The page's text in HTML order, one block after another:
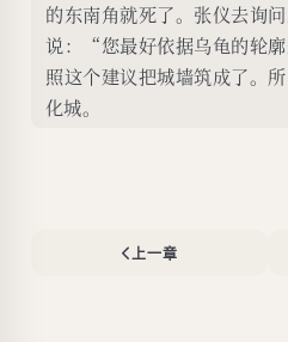
的东南角就死了。张仪去询
说：“您最好依据乌龟的轮
照这个建议把城墙筑成了。
化城。
上一章